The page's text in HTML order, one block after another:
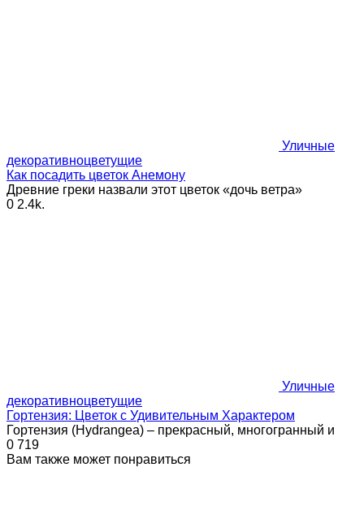
Уличные
декоративноцветущие
Как посадить цветок Анемону
Древние греки назвали этот цветок «дочь ветра»
0 2.4k.
Уличные
декоративноцветущие
Гортензия: Цветок с Удивительным Характером
Гортензия (Hydrangea) – прекрасный, многогранный и
0 719
Вам также может понравиться